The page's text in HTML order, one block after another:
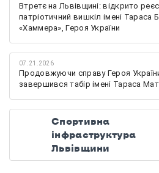
Втретє на Львівщині: відкрито
патріотичний вишкіл імені Тараса
«Хаммера», Героя України
07.21.2026
Продовжуючи справу Героя
завершився табір імені Тараса
Спортивна
інфраструктура
Львівщини